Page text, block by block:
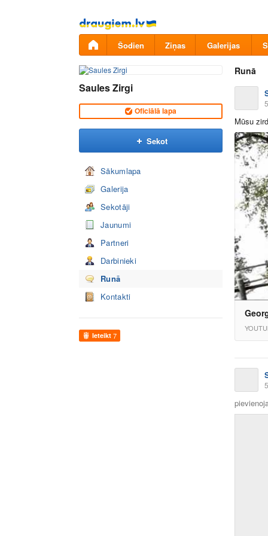
Pāriet
uz
saturu
Šodien Ziņas Galerijas
Saules Zirgi
Oficiālā lapa
Sekot
Sākumlapa
Galerija
Sekotāji
Jaunumi
Partneri
Darbinieki
Runā
Kontakti
Ieteikt 7
Runā
Mūsu